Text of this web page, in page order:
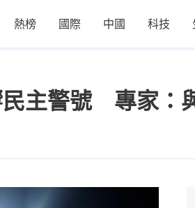
熱榜 國際 中國 科技
主警號 專家：